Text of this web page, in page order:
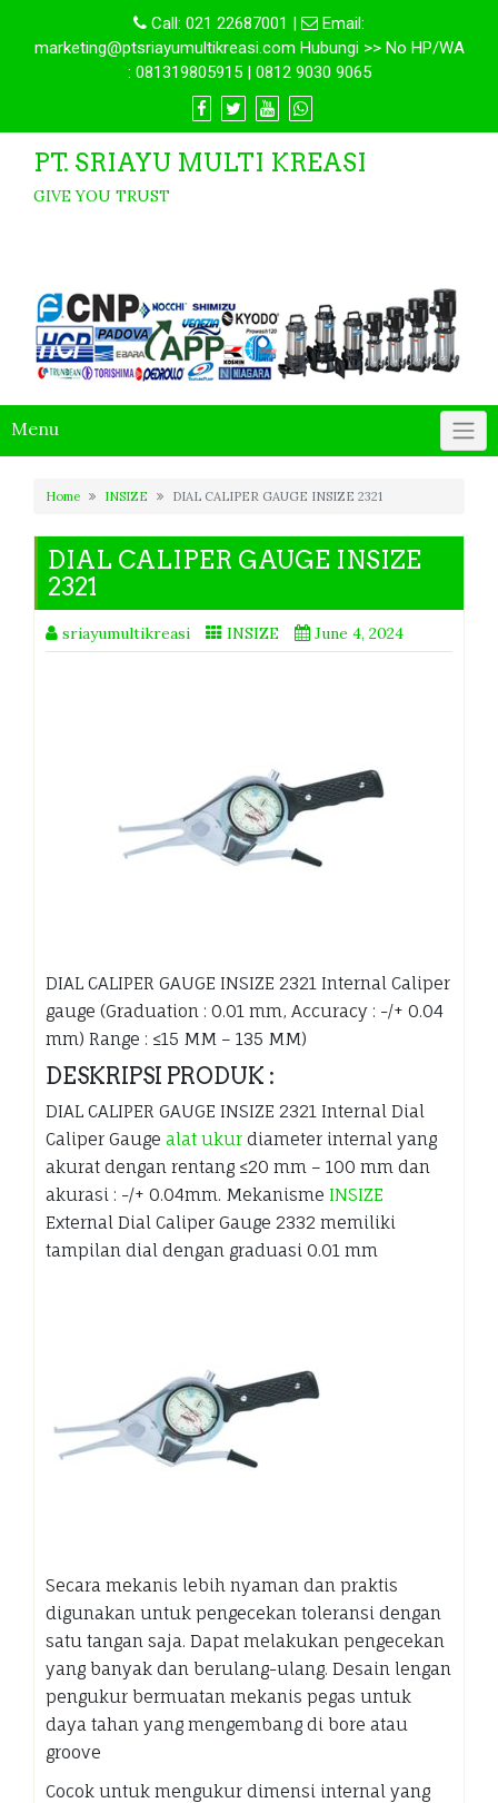
Call: 021 22687001 |
Email:
marketing@ptsriayumultikreasi.com Hubungi >> No HP/WA
: 081319805915 | 0812 9030 9065
PT. SRIAYU MULTI KREASI
GIVE YOU TRUST
Menu
Home INSIZE DIAL CALIPER GAUGE INSIZE 2321
DIAL CALIPER GAUGE INSIZE
2321
sriayumultikreasi INSIZE June 4, 2024
DIAL CALIPER GAUGE INSIZE 2321 Internal Caliper
gauge (Graduation : 0.01 mm, Accuracy : -/+ 0.04
mm) Range : ≤15 MM – 135 MM)
DESKRIPSI PRODUK :
DIAL CALIPER GAUGE INSIZE 2321 Internal Dial
Caliper Gauge alat ukur diameter internal yang
akurat dengan rentang ≤20 mm – 100 mm dan
akurasi : -/+ 0.04mm. Mekanisme INSIZE
External Dial Caliper Gauge 2332 memiliki
tampilan dial dengan graduasi 0.01 mm
Secara mekanis lebih nyaman dan praktis
digunakan untuk pengecekan toleransi dengan
satu tangan saja. Dapat melakukan pengecekan
yang banyak dan berulang-ulang. Desain lengan
pengukur bermuatan mekanis pegas untuk
daya tahan yang mengembang di bore atau
groove
Cocok untuk mengukur dimensi internal yang